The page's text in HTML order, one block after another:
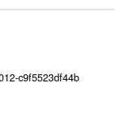
c9f5523df44b